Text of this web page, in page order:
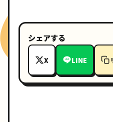
シェアする
X LINE